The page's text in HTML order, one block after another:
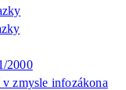
2000
zmysle infozákona